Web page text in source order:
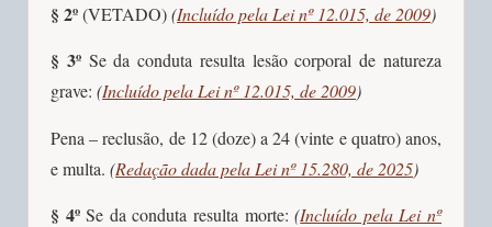
§ 2º(VETADO)(Incluído pela Lei nº 12.015, de 2009)
§ 3ºSe da conduta resulta lesão corporal de natureza
grave: (Incluído pela Lei nº 12.015, de 2009)
Pena – reclusão, de 12 (doze) a 24 (vinte e quatro) anos,
e multa. (Redação dada pela Lei nº 15.280, de 2025)
§ 4ºSe da conduta resulta morte:(Incluído pela Lei nº